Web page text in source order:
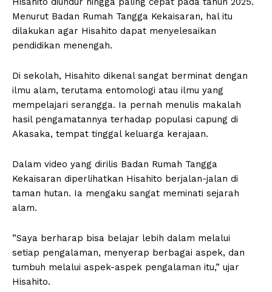
Menurut Badan Rumah Tangga Kekaisaran, hal itu
dilakukan agar Hisahito dapat menyelesaikan
pendidikan menengah.
Di sekolah, Hisahito dikenal sangat berminat dengan
ilmu alam, terutama entomologi atau ilmu yang
mempelajari serangga. Ia pernah menulis makalah
hasil pengamatannya terhadap populasi capung di
Akasaka, tempat tinggal keluarga kerajaan.
Dalam video yang dirilis Badan Rumah Tangga
Kekaisaran diperlihatkan Hisahito berjalan-jalan di
taman hutan. Ia mengaku sangat meminati sejarah
alam.
”Saya berharap bisa belajar lebih dalam melalui
setiap pengalaman, menyerap berbagai aspek, dan
tumbuh melalui aspek-aspek pengalaman itu,” ujar
Hisahito.